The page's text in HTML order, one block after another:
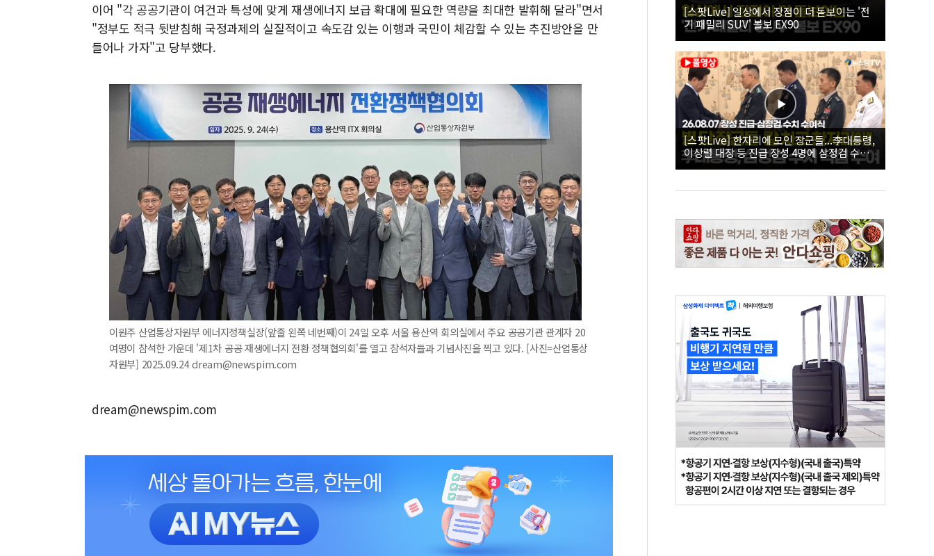
이어 "각 공공기관이 여건과 특성에 맞게 재생에너지 보급 확대에 필요한 역량을 최대한 발휘해 달라"면서
"정부도 적극 뒷받침해 국정과제의 실질적이고 속도감 있는 이행과 국민이 체감할 수 있는 추진방안을 만
들어나 가자"고 당부했다.
이원주 산업통상자원부 에너지정책실장(앞줄 왼쪽 네번째)이 24일 오후 서울 용산역 회의실에서 주요 공공기관 관계자 20
여명이 참석한 가운데 '제1차 공공 재생에너지 전환 정책협의회'를 열고 참석자들과 기념사진을 찍고 있다. [사진=산업통상
자원부] 2025.09.24 dream@newspim.com
dream@newspim.com
[스팟Live] 일상에서 장점이 더 돋보이는 '전
기 패밀리 SUV' 볼보 EX90
[스팟Live] 한자리에 모인 장군들...李대통령,
이상렬 대장 등 진급 장성 4명에 삼정검 수치
직접 수여｜26.08.07 장성 진급·삼정검 수치